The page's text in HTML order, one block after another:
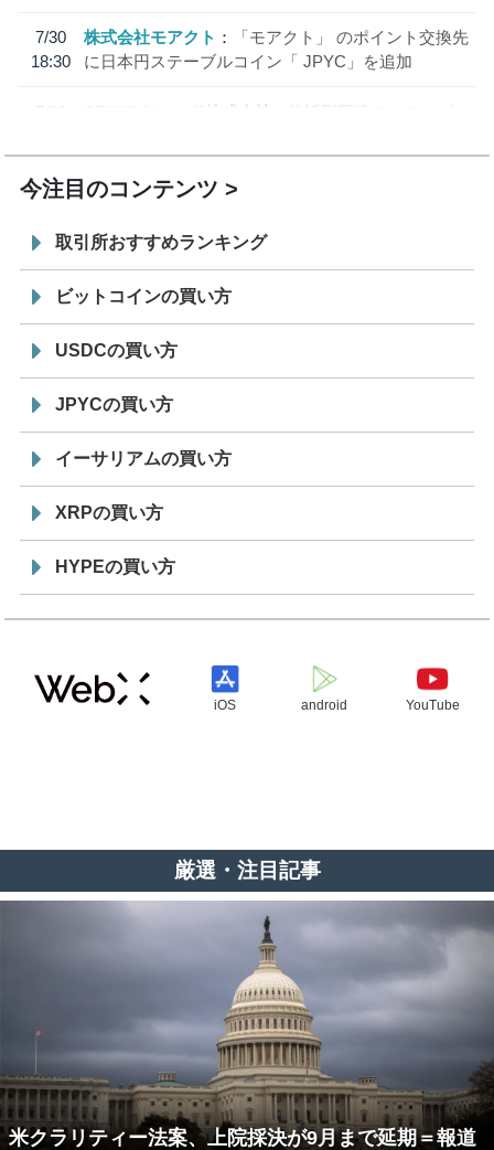
7/30
18:30
株式会社モアクト
「モアクト」 のポイント交換先
に日本円ステーブルコイン「 JPYC」を追加
7/29
SBI VCトレード株式会社
信託型円建てステーブル
今注目のコンテンツ
取引所おすすめランキング
ビットコインの買い方
USDCの買い方
JPYCの買い方
イーサリアムの買い方
XRPの買い方
HYPEの買い方
iOS android YouTube
厳選・注目記事
米クラリティー法案、上院採決が9月まで延期＝報道